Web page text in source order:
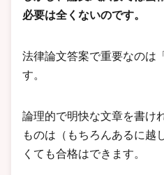
必要は全くないのです。
法律論文答案で重要なのは
す。
論理的で明快な文章を書け
ものは（もちろんあるに越
くても合格はできます。